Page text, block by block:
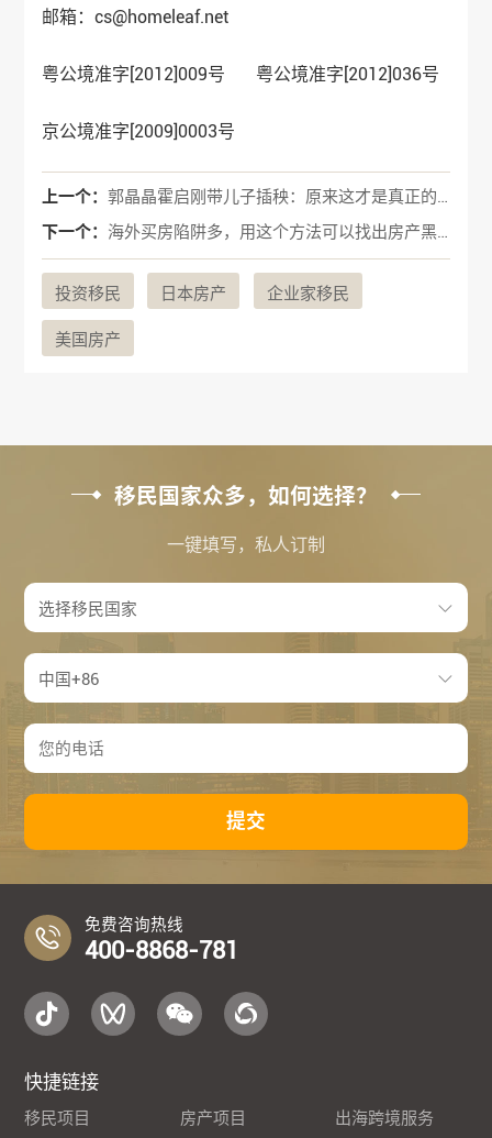
邮箱：cs@homeleaf.net
粤公境准字[2012]009号 粤公境准字[2012]036号
京公境准字[2009]0003号
上一个：
郭晶晶霍启刚带儿子插秧：原来这才是真正的富养
下一个：
海外买房陷阱多，用这个方法可以找出房产黑马
投资移民 日本房产 企业家移民
美国房产
移民国家众多，如何选择？
一键填写，私人订制
提交
免费咨询热线
400-8868-781
快捷链接
移民项目 房产项目 出海跨境服务